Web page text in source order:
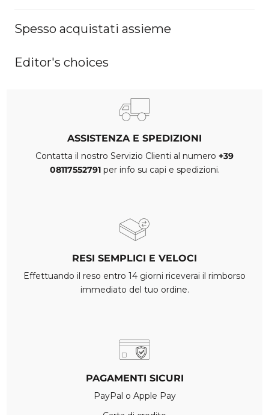
Spesso acquistati assieme
Editor's choices
ASSISTENZA E SPEDIZIONI
Contatta il nostro Servizio Clienti al numero +39
08117552791 per info su capi e spedizioni.
RESI SEMPLICI E VELOCI
Effettuando il reso entro 14 giorni riceverai il rimborso
immediato del tuo ordine.
PAGAMENTI SICURI
PayPal o Apple Pay